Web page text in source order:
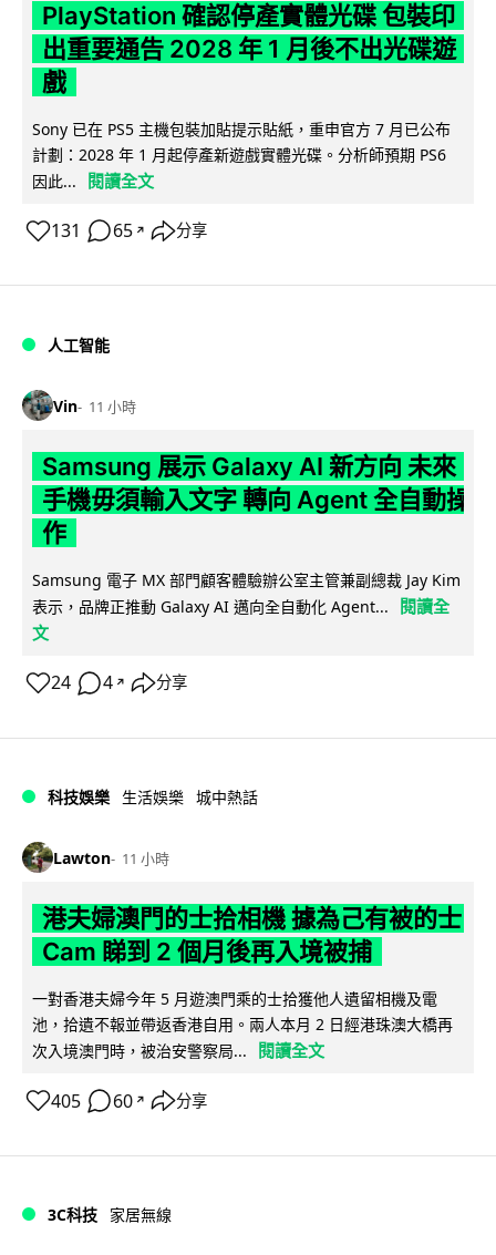
PlayStation 確認停產實體光碟 包裝印
出重要通告 2028 年 1 月後不出光碟遊
戲
Sony 已在 PS5 主機包裝加貼提示貼紙，重申官方 7 月已公布
計劃：2028 年 1 月起停產新遊戲實體光碟。分析師預期 PS6
因此...
閱讀全文
131 65 ↗ 分享
人工智能
Vin 11 小時
Samsung 展示 Galaxy AI 新方向 未來
手機毋須輸入文字 轉向 Agent 全自動操
作
Samsung 電子 MX 部門顧客體驗辦公室主管兼副總裁 Jay Kim
表示，品牌正推動 Galaxy AI 邁向全自動化 Agent...
閱讀全
文
24 4 ↗ 分享
科技娛樂 生活娛樂 城中熱話
Lawton 11 小時
港夫婦澳門的士拾相機 據為己有被的士
Cam 睇到 2 個月後再入境被捕
一對香港夫婦今年 5 月遊澳門乘的士拾獲他人遺留相機及電
池，拾遺不報並帶返香港自用。兩人本月 2 日經港珠澳大橋再
次入境澳門時，被治安警察局...
閱讀全文
405 60 ↗ 分享
3C科技 家居無線